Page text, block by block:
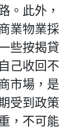
。此外，
業物業採
些按揭貸
己收回不
市場，是
受到政策
，不可能